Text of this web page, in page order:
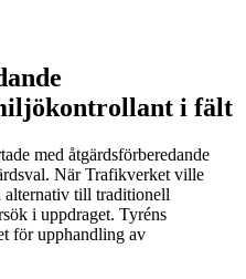
i fält
med åtgärdsförberedande
När Trafikverket ville
alternativ till traditionell
i uppdraget. Tyréns
för upphandling av